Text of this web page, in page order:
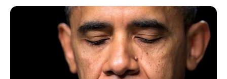
EMERGENCIAS POR LLUVIAS
METRO DE MEDELLÍN
ELECCIONES PRESIDENCIALES
MARINILLA - ANTIOQUIA
EPM
YONDÓ - ANTIOQUIA
RIONEGRO